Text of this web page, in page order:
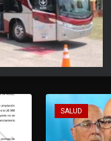
SALUD